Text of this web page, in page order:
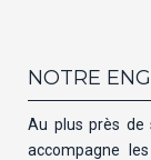
NOTRE
Au plus près de
accompagne